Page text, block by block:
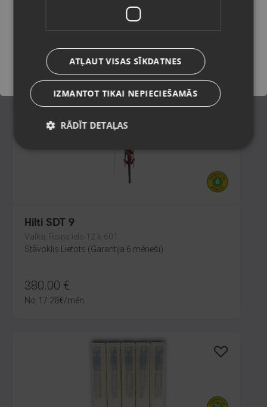
Stāvoklis Jauns (Garantija 24 mēneši)
10.00€ 12.00€
Hilti SDT 9
Valka, Raiņa iela 12 k-601
Stāvoklis Lietots (Garantija 6 mēneši)
380.00 €
No 17.28€/mēn.
Saglabāt
ATĻAUT VISAS SĪKDATNES
IZMANTOT TIKAI NEPIECIEŠAMĀS
RĀDĪT DETAĻAS